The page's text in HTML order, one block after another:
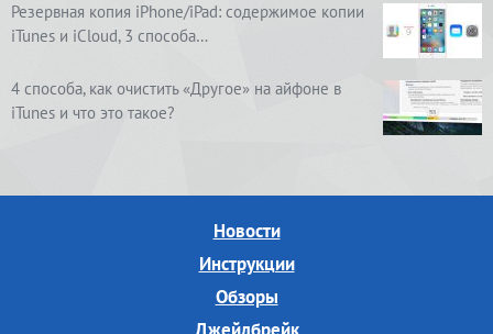
Резервная копия iPhone/iPad: содержимое копии
iTunes и iCloud, 3 способа…
4 способа, как очистить «Другое» на айфоне в
iTunes и что это такое?
Новости
Инструкции
Обзоры